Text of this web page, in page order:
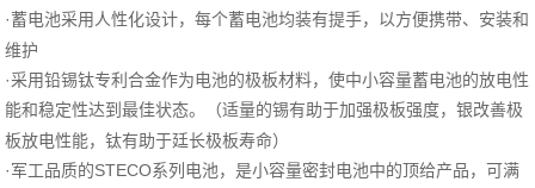
·蓄电池采用人性化设计，每个蓄电池均装有提手，以方便携带、安装和
维护
·采用铅锡钛专利合金作为电池的极板材料，使中小容量蓄电池的放电性
能和稳定性达到最佳状态。（适量的锡有助于加强极板强度，银改善极
板放电性能，钛有助于廷长极板寿命）
·军工品质的STECO系列电池，是小容量密封电池中的顶给产品，可满